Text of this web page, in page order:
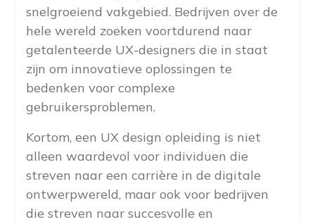
snelgroeiend vakgebied. Bedrijven over de
hele wereld zoeken voortdurend naar
getalenteerde UX-designers die in staat
zijn om innovatieve oplossingen te
bedenken voor complexe
gebruikersproblemen.
Kortom, een UX design opleiding is niet
alleen waardevol voor individuen die
streven naar een carrière in de digitale
ontwerpwereld, maar ook voor bedrijven
die streven naar succesvolle en